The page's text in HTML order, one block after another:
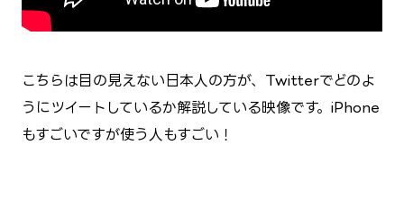
こちらは目の見えない日本人の方が、Twitterでどのよ
うにツイートしているか解説している映像です。iPhone
もすごいですが使う人もすごい！